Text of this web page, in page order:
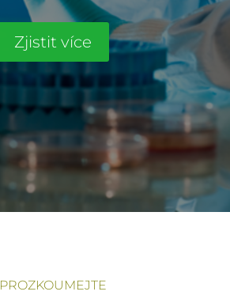
Zjistit více
PROZKOUMEJTE